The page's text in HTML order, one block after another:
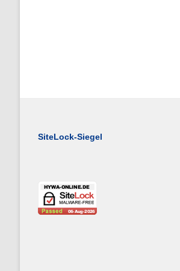
SiteLock-Siegel